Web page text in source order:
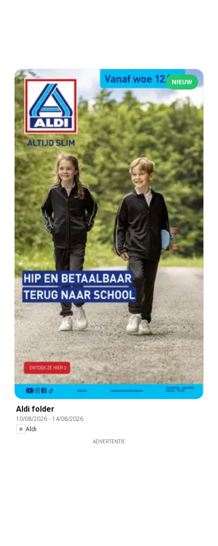
NIEUW
Aldi folder
10/08/2026- 14/08/2026
Aldi
ADVERTENTIE